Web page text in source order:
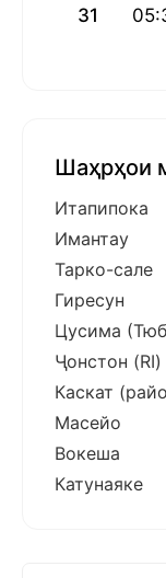
31
Шаҳрҳои
Итапипока
Имантау
Тарко-сале
Гиресун
Цусима
Ҷонстон (RI)
Каскат
Масейо
Вокеша
Катунаяке